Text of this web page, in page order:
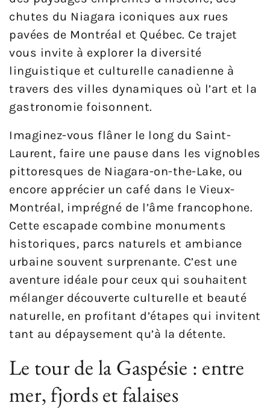
chutes du Niagara iconiques aux rues
pavées de Montréal et Québec. Ce trajet
vous invite à explorer la diversité
linguistique et culturelle canadienne à
travers des villes dynamiques où l’art et la
gastronomie foisonnent.
Imaginez-vous flâner le long du Saint-
Laurent, faire une pause dans les vignobles
pittoresques de Niagara-on-the-Lake, ou
encore apprécier un café dans le Vieux-
Montréal, imprégné de l’âme francophone.
Cette escapade combine monuments
historiques, parcs naturels et ambiance
urbaine souvent surprenante. C’est une
aventure idéale pour ceux qui souhaitent
mélanger découverte culturelle et beauté
naturelle, en profitant d’étapes qui invitent
tant au dépaysement qu’à la détente.
Le tour de la Gaspésie : entre
mer, fjords et falaises